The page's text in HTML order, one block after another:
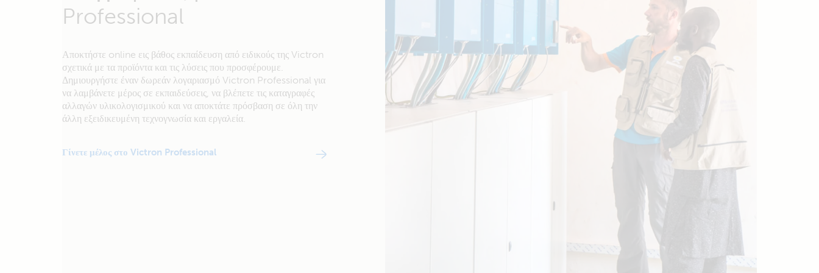
Professional
Αποκτήστε online εις βάθος εκπαίδευση από ειδικούς της Victron
σχετικά με τα προϊόντα και τις λύσεις που προσφέρουμε.
Δημιουργήστε έναν δωρεάν λογαριασμό Victron Professional για
να λαμβάνετε μέρος σε εκπαιδεύσεις, να βλέπετε τις καταγραφές
αλλαγών υλικολογισμικού και να αποκτάτε πρόσβαση σε όλη την
άλλη εξειδικευμένη τεχνογνωσία και εργαλεία.
Γίνετε μέλος στο Victron Professional